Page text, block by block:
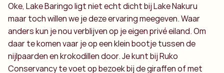
Oke, Lake Baringo ligt niet echt dicht bij Lake Nakuru
maar toch willen we je deze ervaring meegeven. Waar
anders kun je nou verblijven op je eigen privé eiland. Om
daar te komen vaar je op een klein bootje tussen de
nijlpaarden en krokodillen door. Je kunt bij Ruko
Conservancy te voet op bezoek bij de giraffen of met